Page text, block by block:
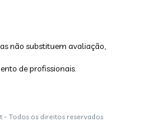
não substituem avaliação,
de profissionais.
- Todos os direitos reservados